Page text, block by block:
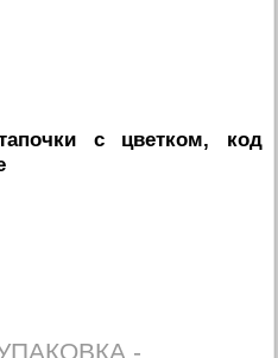
с цветком, код
-